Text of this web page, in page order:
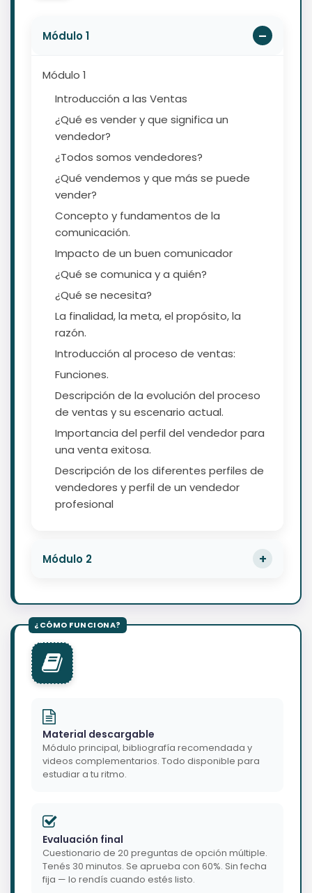
Módulo 1
Módulo 1
Introducción a las Ventas
¿Qué es vender y que significa un
vendedor?
¿Todos somos vendedores?
¿Qué vendemos y que más se puede
vender?
Concepto y fundamentos de la
comunicación.
Impacto de un buen comunicador
¿Qué se comunica y a quién?
¿Qué se necesita?
La finalidad, la meta, el propósito, la
razón.
Introducción al proceso de ventas:
Funciones.
Descripción de la evolución del proceso
de ventas y su escenario actual.
Importancia del perfil del vendedor para
una venta exitosa.
Descripción de los diferentes perfiles de
vendedores y perfil de un vendedor
profesional
Módulo 2
Material descargable
Módulo principal, bibliografía recomendada y
videos complementarios. Todo disponible para
estudiar a tu ritmo.
Evaluación final
Cuestionario de 20 preguntas de opción múltiple.
Tenés 30 minutos. Se aprueba con 60%. Sin fecha
fija — lo rendís cuando estés listo.